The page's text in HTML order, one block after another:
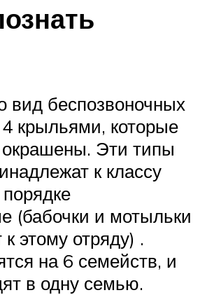
вид беспозвоночных
крыльями, которые
Эти типы
к классу
(бабочки и мотыльки
этому отряду) .
на 6 семейств, и
в одну семью.